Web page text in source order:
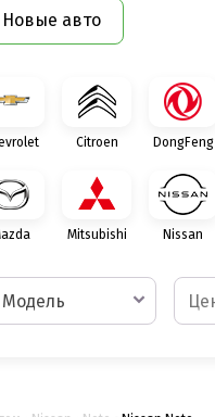
Новые авто
Citroen DongFeng
Mitsubishi Nissan
Модель